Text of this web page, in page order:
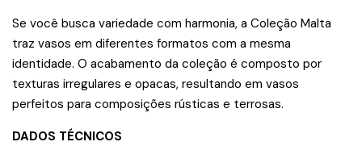
Se você busca variedade com harmonia, a Coleção Malta
traz vasos em diferentes formatos com a mesma
identidade. O acabamento da coleção é composto por
texturas irregulares e opacas, resultando em vasos
perfeitos para composições rústicas e terrosas.
DADOS TÉCNICOS